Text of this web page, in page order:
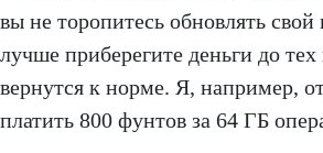
вы не торопитесь обновлять
лучше приберегите деньги до
вернутся к норме. Я, например,
платить 800 фунтов за 64 ГБ